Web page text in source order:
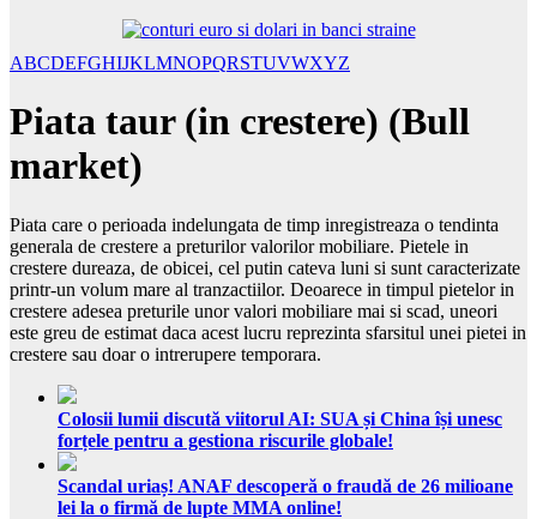
ABCDEFGHIJKLMNOPQRSTUVWXYZ
Piata taur (in crestere) (Bull
market)
Piata care o perioada indelungata de timp inregistreaza o tendinta
generala de crestere a preturilor valorilor mobiliare. Pietele in
crestere dureaza, de obicei, cel putin cateva luni si sunt caracterizate
printr-un volum mare al tranzactiilor. Deoarece in timpul pietelor in
crestere adesea preturile unor valori mobiliare mai si scad, uneori
este greu de estimat daca acest lucru reprezinta sfarsitul unei pietei in
crestere sau doar o intrerupere temporara.
Colosii lumii discută viitorul AI: SUA și China își unesc
forțele pentru a gestiona riscurile globale!
Scandal uriaș! ANAF descoperă o fraudă de 26 milioane
lei la o firmă de lupte MMA online!